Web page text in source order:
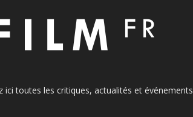
ici toutes les critiques, actualités et événements